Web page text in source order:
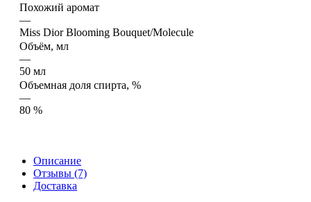
Похожий аромат
—
Miss Dior Blooming Bouquet/Molecule
Объём, мл
—
50 мл
Объемная доля спирта, %
—
80 %
Описание
Отзывы (7)
Доставка